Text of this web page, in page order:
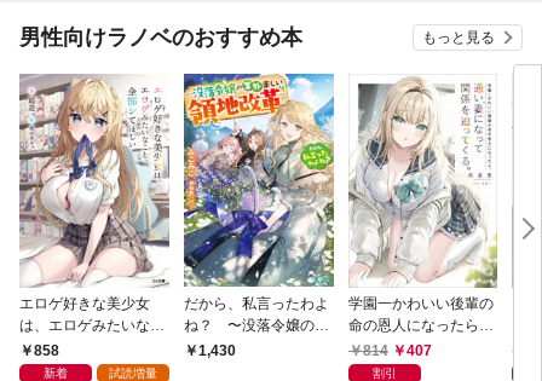
男性向けラノベのおすすめ本 もっと見る
エロゲ好きな美少女
は、エロゲみたいなこ
と全部シてほしい【電
子ＳＳ特典付き】
858
新着 試読増量
だから、私言ったわよ
ね？ 〜没落令嬢の案
外楽しい領地改革〜
1,430
学園一かわいい後輩の
命の恩人になったら、
通い妻になって関係を
迫ってくる。
814 407
割引